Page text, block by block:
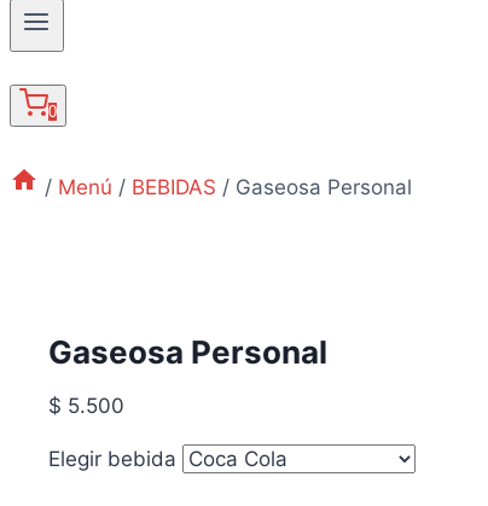
0
/ Menú / BEBIDAS / Gaseosa Personal
Gaseosa Personal
$ 5.500
Elegir bebida